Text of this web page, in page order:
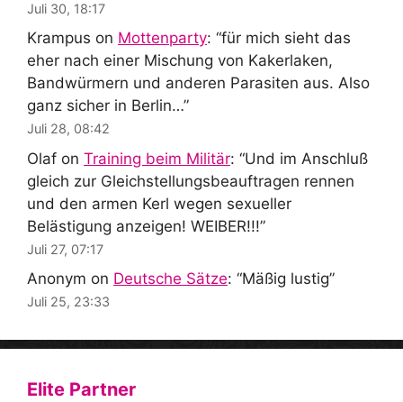
Juli 30, 18:17
Krampus on Mottenparty: “für mich sieht das
eher nach einer Mischung von Kakerlaken,
Bandwürmern und anderen Parasiten aus. Also
ganz sicher in Berlin…”
Juli 28, 08:42
Olaf on Training beim Militär: “Und im Anschluß
gleich zur Gleichstellungsbeauftragen rennen
und den armen Kerl wegen sexueller
Belästigung anzeigen! WEIBER!!!”
Juli 27, 07:17
Anonym on Deutsche Sätze: “Mäßig lustig”
Juli 25, 23:33
Elite Partner